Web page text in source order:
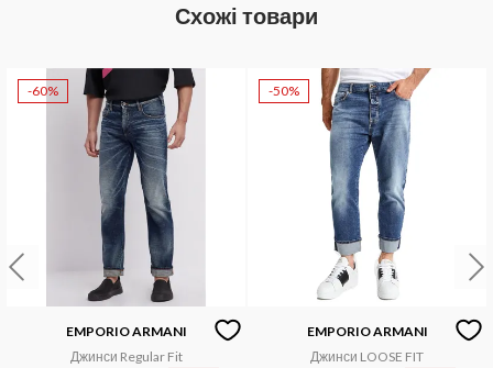
Схожі товари
-60%
EMPORIO ARMANI
Джинси Regular Fit
-50%
EMPORIO ARMANI
Джинси LOOSE FIT